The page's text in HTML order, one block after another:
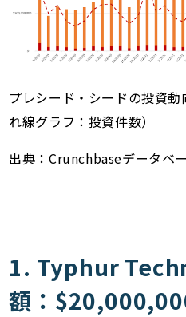
プレシード・シードの投資
れ線グラフ：投資件数）
出典：Crunchbaseデータベ
1. Typhur
額：